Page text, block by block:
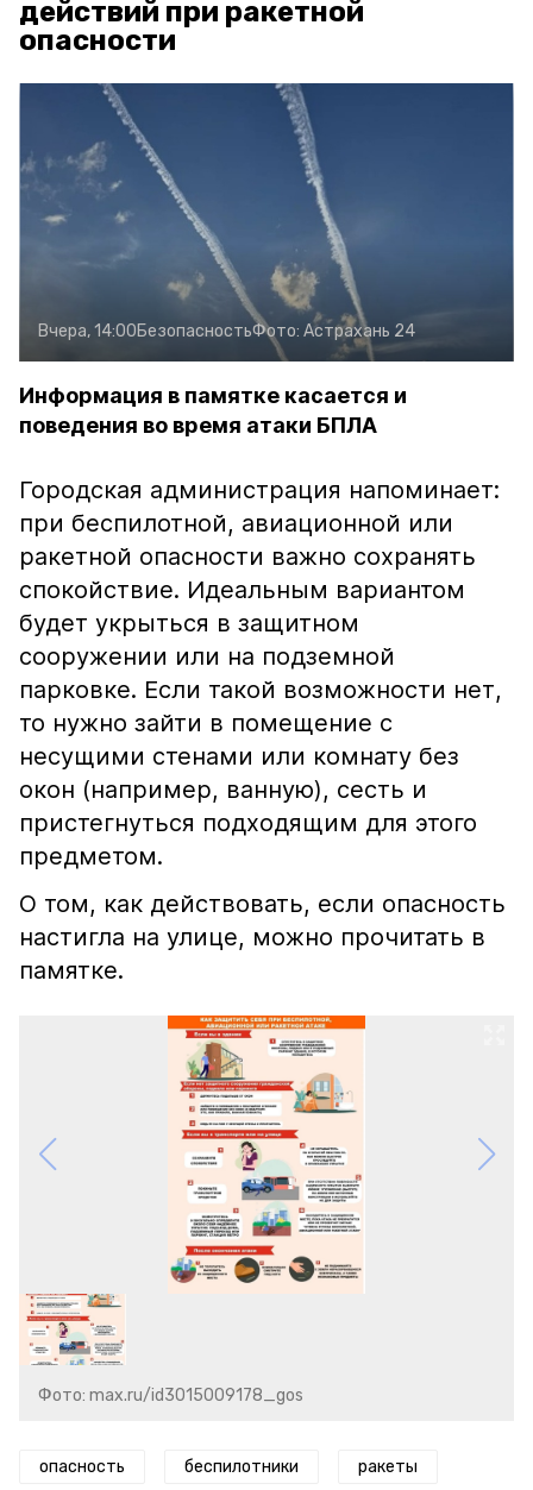
действий при ракетной
опасности
Вчера, 14:00БезопасностьФото: Астрахань 24
Информация в памятке касается и
поведения во время атаки БПЛА
Городская администрация напоминает:
при беспилотной, авиационной или
ракетной опасности важно сохранять
спокойствие. Идеальным вариантом
будет укрыться в защитном
сооружении или на подземной
парковке. Если такой возможности нет,
то нужно зайти в помещение с
несущими стенами или комнату без
окон (например, ванную), сесть и
пристегнуться подходящим для этого
предметом.
О том, как действовать, если опасность
настигла на улице, можно прочитать в
памятке.
Фото: max.ru/id3015009178_gos
опасность беспилотники ракеты